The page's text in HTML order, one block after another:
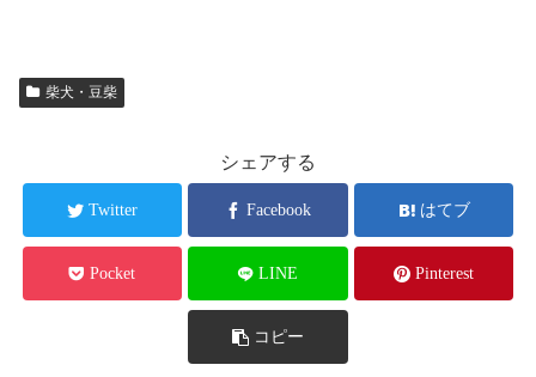
柴犬・豆柴
シェアする
Twitter Facebook はてブ
Pocket LINE Pinterest
コピー